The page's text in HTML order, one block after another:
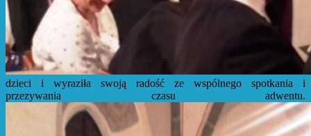
dzieci i wyraziła swoją radość ze wspólnego spotkania i
przezywania czasu adwentu.